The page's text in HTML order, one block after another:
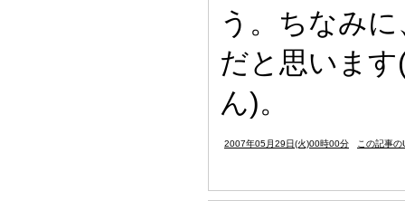
う。ちなみ
だと思いま
ん)。
2007年05月29日(火)00時00分 この記事の